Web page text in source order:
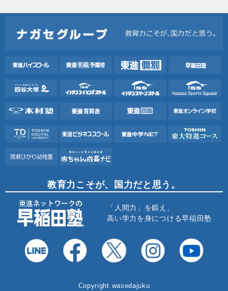
教育力こそが、国力だと思う。
「人間力」を鍛え、
高い学力を身につける早稲田塾
Copyright wasedajuku